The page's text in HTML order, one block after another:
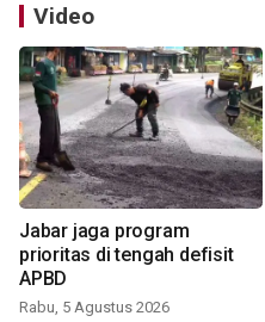
Video
Jabar jaga program
prioritas di tengah defisit
APBD
Rabu, 5 Agustus 2026